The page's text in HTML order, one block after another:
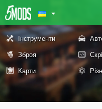
Інструменти
Зброя
Карти